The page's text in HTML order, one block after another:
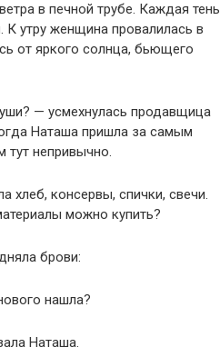
в печной трубе. Каждая тень
утру женщина провалилась в
от яркого солнца, бьющего
— усмехнулась продавщица
Наташа пришла за самым
непривычно.
хлеб, консервы, спички, свечи.
можно купить?
брови:
нашла?
Наташа.